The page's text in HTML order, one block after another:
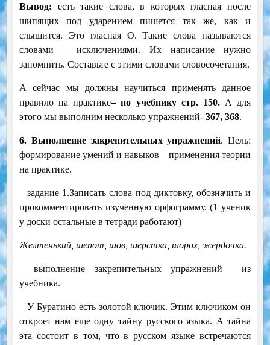
Вывод: есть такие слова, в которых гласная после
шипящих под ударением пишется так же, как и
слышится. Это гласная О. Такие слова называются
словами – исключениями. Их написание нужно
запомнить. Составьте с этими словами словосочетания.
А сейчас мы должны научиться применять данное
правило на практике– по учебнику стр. 150.А для
этого мы выполним несколько упражнений- 367, 368.
6. Выполнение закрепительных упражнений. Цель:
формирование умений и навыков применения теории
на практике.
– задание 1.Записать слова под диктовку, обозначить и
прокомментировать изученную орфограмму. (1 ученик
у доски остальные в тетради работают)
Желтенький, шепот, шов, шерстка, шорох, жердочка.
– выполнение закрепительных упражнений из
учебника.
– У Буратино есть золотой ключик. Этим ключиком он
откроет нам еще одну тайну русского языка. А тайна
эта состоит в том, что в русском языке встречаются